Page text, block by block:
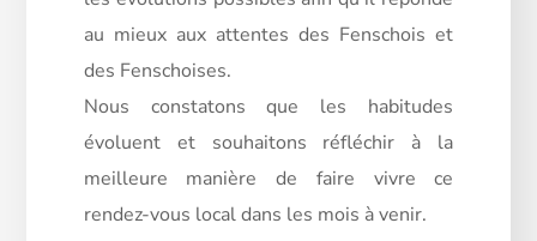
au mieux aux attentes des Fenschois et
des Fenschoises.
Nous constatons que les habitudes
évoluent et souhaitons réfléchir à la
meilleure manière de faire vivre ce
rendez-vous local dans les mois à venir.